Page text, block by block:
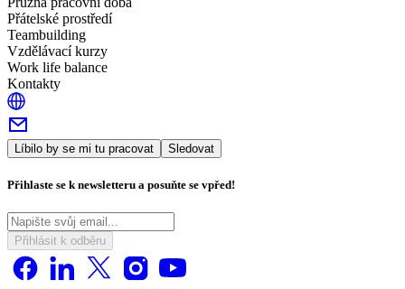
Přátelské prostředí
Teambuilding
Vzdělávací kurzy
Work life balance
Kontakty
Líbilo by se mi tu pracovat Sledovat
Přihlaste se k newsletteru a posuňte se vpřed!
Přihlásit k odběru